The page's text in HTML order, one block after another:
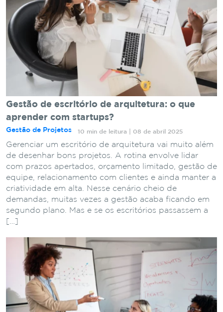
Gestão de escritório de arquitetura: o que
aprender com startups?
Gestão de Projetos 10 min de leitura | 08 de abril 2025
Gerenciar um escritório de arquitetura vai muito além
de desenhar bons projetos. A rotina envolve lidar
com prazos apertados, orçamento limitado, gestão de
equipe, relacionamento com clientes e ainda manter a
criatividade em alta. Nesse cenário cheio de
demandas, muitas vezes a gestão acaba ficando em
segundo plano. Mas e se os escritórios passassem a
[…]